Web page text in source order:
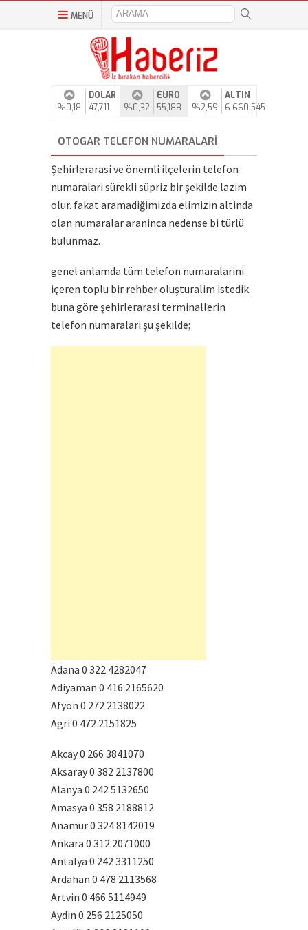
MENÜ
%0,18
DOLAR
47,711
%0,32
EURO
55,188
%2,59
ALTIN
6.660,545
OTOGAR TELEFON NUMARALARI
Şehirlerarasi ve önemli ilçelerin telefon
numaralari sürekli süpriz bir şekilde lazim
olur. fakat aramadiğimizda elimizin altinda
olan numaralar araninca nedense bi türlü
bulunmaz.
genel anlamda tüm telefon numaralarini
içeren toplu bir rehber oluşturalim istedik.
buna göre şehirlerarasi terminallerin
telefon numaralari şu şekilde;
Adana 0 322 4282047
Adiyaman 0 416 2165620
Afyon 0 272 2138022
Agri 0 472 2151825
Akcay 0 266 3841070
Aksaray 0 382 2137800
Alanya 0 242 5132650
Amasya 0 358 2188812
Anamur 0 324 8142019
Ankara 0 312 2071000
Antalya 0 242 3311250
Ardahan 0 478 2113568
Artvin 0 466 5114949
Aydin 0 256 2125050